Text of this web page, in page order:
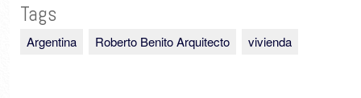
Tags
Argentina Roberto Benito Arquitecto vivienda